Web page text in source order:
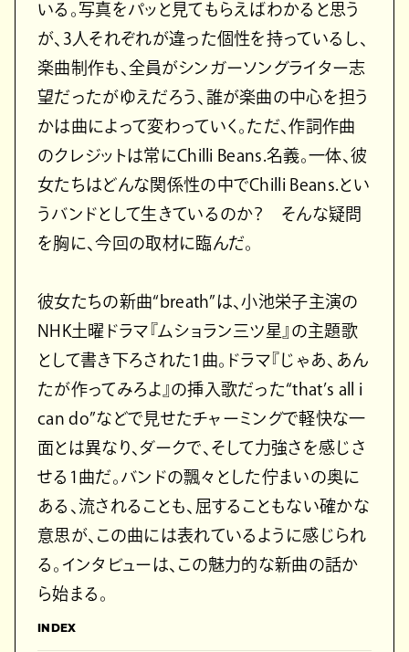
いる。写真をパッと見てもらえばわかると思う
が、3人それぞれが違った個性を持っているし、
楽曲制作も、全員がシンガーソングライター志
望だったがゆえだろう、誰が楽曲の中心を担う
かは曲によって変わっていく。ただ、作詞作曲
のクレジットは常にChilli Beans.名義。一体、彼
女たちはどんな関係性の中でChilli Beans.とい
うバンドとして生きているのか？ そんな疑問
を胸に、今回の取材に臨んだ。
彼女たちの新曲“breath”は、小池栄子主演の
NHK土曜ドラマ『ムショラン三ツ星』の主題歌
として書き下ろされた1曲。ドラマ『じゃあ、あん
たが作ってみろよ』の挿入歌だった“that’s all i
can do”などで見せたチャーミングで軽快な一
面とは異なり、ダークで、そして力強さを感じさ
せる1曲だ。バンドの飄々とした佇まいの奥に
ある、流されることも、屈することもない確かな
意思が、この曲には表れているように感じられ
る。インタビューは、この魅力的な新曲の話か
ら始まる。
INDEX